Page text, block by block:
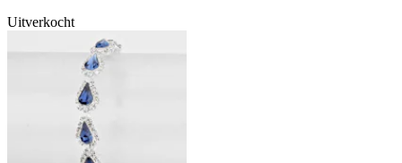
Uitverkocht